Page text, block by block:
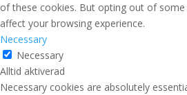
of these cookies. But opting out of
affect your browsing experience.
Necessary
Necessary
Alltid aktiverad
Necessary cookies are absolutely